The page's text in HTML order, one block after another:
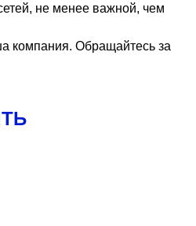
не менее важной, чем
компания. Обращайтесь за